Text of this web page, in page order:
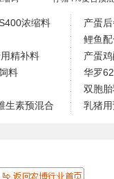
浓缩料
精补料
料
生素预混合
产蛋
鲤鱼
产蛋
华罗
双胞
乳猪